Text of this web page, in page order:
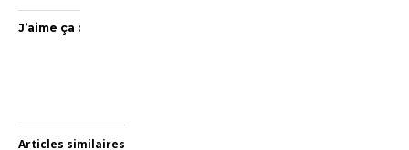
J’aime ça :
Articles similaires